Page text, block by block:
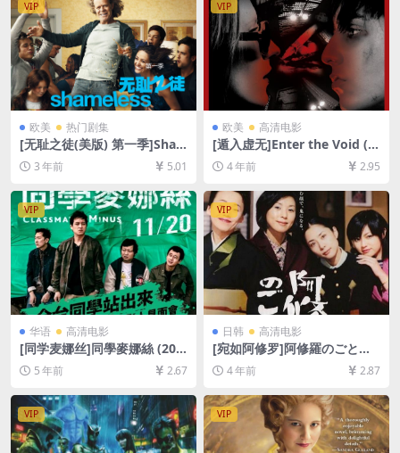
VIP
欧美 热门剧集
[无耻之徒(美版) 第一季]Sha
meless Season 1 (2011)[百
度网盘+夸克网盘1080P超清
未删减资源][网盘在线播放/下
载][MP4/34GB][中英字幕]
3 年前 5.01
VIP
欧美 高清电影
[遁入虚无]Enter the Void (2
009)[百度网盘+迅雷云盘+夸
克网盘资源1080P超清未删减]
[MP4/10GB][中文字幕]
4 年前 2.95
VIP
华语 高清电影
[同学麦娜丝]同學麥娜絲 (202
0)[百度网盘+迅雷云盘资源10
80P超清未删减][MP4/7.3GB]
[中文字幕]
5 年前 2.67
VIP
日韩 高清电影
[宛如阿修罗]阿修羅のごとく
(2003)[百度网盘+迅雷云盘资
源1080P超清未删减][MP4/8.
7GB][日语中字]
4 年前 2.87
VIP VIP